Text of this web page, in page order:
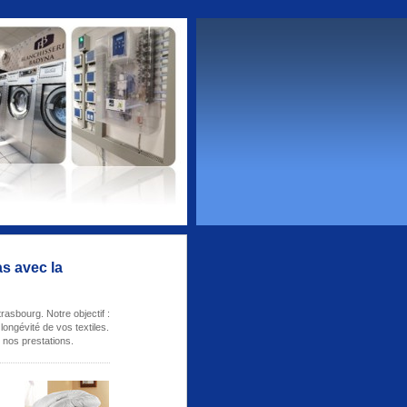
avec la
Notre objectif :
de vos textiles.
prestations.